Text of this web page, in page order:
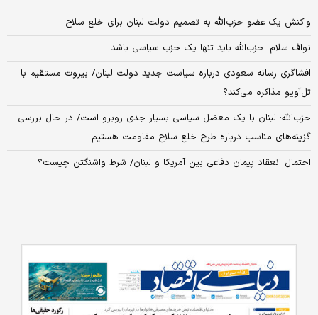
واکنش یک عضو حزب‌الله به تصمیم دولت لبنان برای خلع سلاح
نواف سلام: حزب‌الله باید تنها یک حزب سیاسی باشد
افشاگری رسانه سعودی درباره سیاست جدید دولت لبنان/ بیروت مستقیم با
تل‌آویو مذاکره می‌کند؟
حزب‌الله: لبنان با یک معضل سیاسی بسیار جدی روبرو است/ در حال بررسی
گزینه‌های مناسب درباره طرح خلع سلاح مقاومت هستیم
احتمال انعقاد پیمان دفاعی بین آمریکا و لبنان/ شرط واشنگتن چیست؟